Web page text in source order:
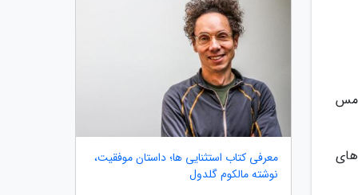
معرفی کتاب استثنایی ها؛ داستان موفقیت،
نوشته مالکوم گلدول